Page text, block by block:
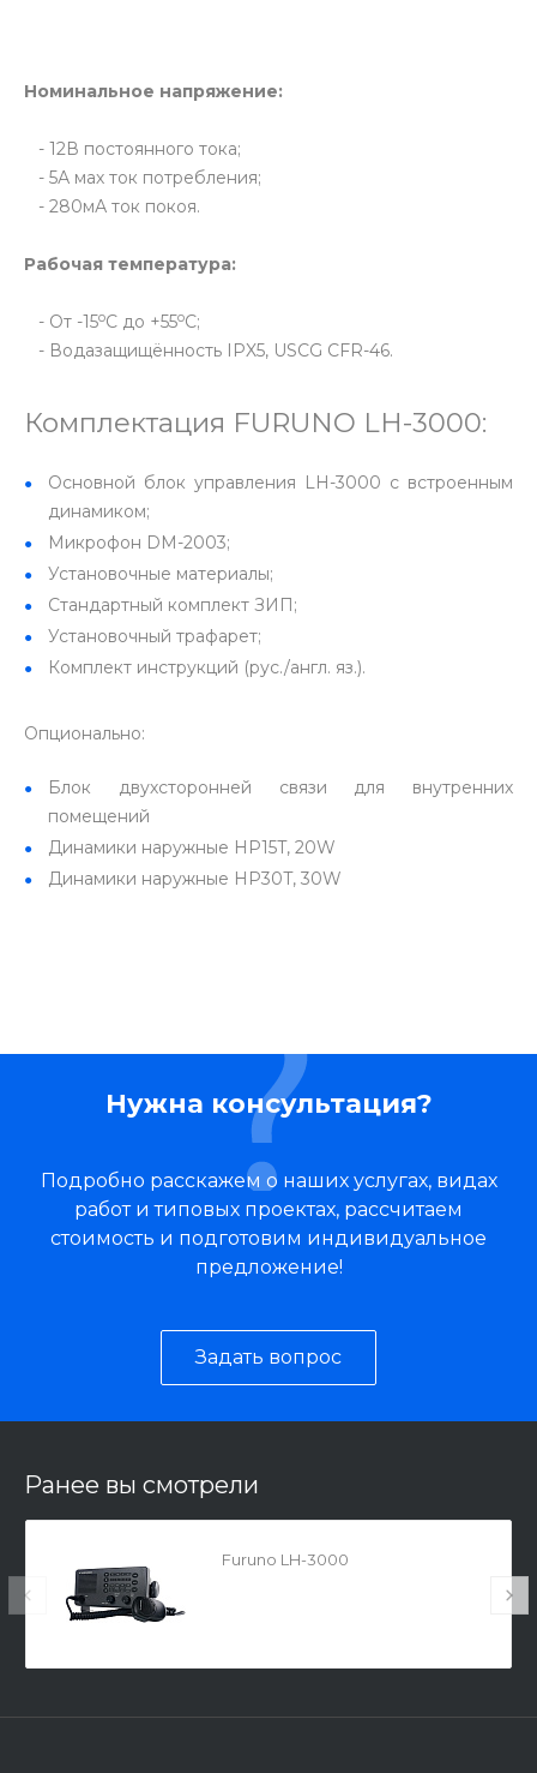
Номинальное напряжение:
- 12В постоянного тока;
- 5А мах ток потребления;
- 280мА ток покоя.
Рабочая температура:
- От -15oС до +55оС;
- Водазащищённость IPX5, USCG CFR-46.
Комплектация FURUNO LH-3000:
Основной блок управления LH-3000 с встроенным
динамиком;
Микрофон DM-2003;
Установочные материалы;
Стандартный комплект ЗИП;
Установочный трафарет;
Комплект инструкций (рус./англ. яз.).
Опционально:
Блок двухсторонней связи для внутренних
помещений
Динамики наружные HP15T, 20W
Динамики наружные HP30T, 30W
Нужна консультация?
Подробно расскажем о наших услугах, видах
работ и типовых проектах, рассчитаем
стоимость и подготовим индивидуальное
предложение!
Задать вопрос
Ранее вы смотрели
Furuno LH-3000